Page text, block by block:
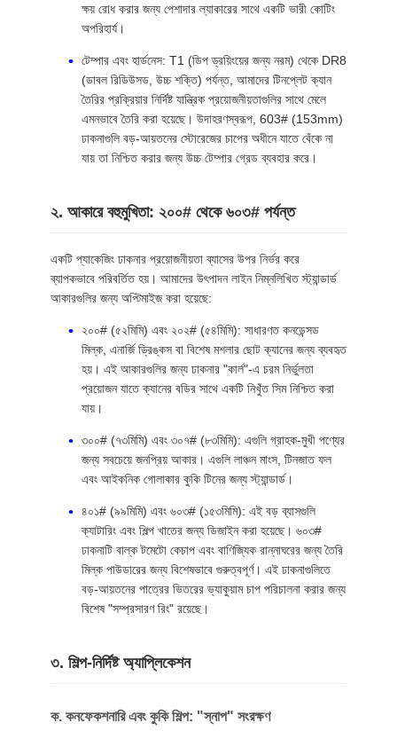
ক্ষয় রোধ করার জন্য পেশাদার ল্যাকারের সাথে একটি ভারী কোটিং
অপরিহার্য।
টেম্পার এবং হার্ডনেস: T1 (ডিপ ড্রয়িংয়ের জন্য নরম) থেকে DR8
(ডাবল রিডিউসড, উচ্চ শক্তি) পর্যন্ত, আমাদের টিনপ্লেট ক্যান
তৈরির প্রক্রিয়ার নির্দিষ্ট যান্ত্রিক প্রয়োজনীয়তাগুলির সাথে মেলে
এমনভাবে তৈরি করা হয়েছে। উদাহরণস্বরূপ, 603# (153mm)
ঢাকনাগুলি বড়-আয়তনের স্টোরেজের চাপের অধীনে যাতে বেঁকে না
যায় তা নিশ্চিত করার জন্য উচ্চ টেম্পার গ্রেড ব্যবহার করে।
২. আকারে বহুমুখিতা: ২০০# থেকে ৬০৩# পর্যন্ত
একটি প্যাকেজিং ঢাকনার প্রয়োজনীয়তা ব্যাসের উপর নির্ভর করে
ব্যাপকভাবে পরিবর্তিত হয়। আমাদের উৎপাদন লাইন নিম্নলিখিত স্ট্যান্ডার্ড
আকারগুলির জন্য অপ্টিমাইজ করা হয়েছে:
২০০# (৫২মিমি) এবং ২০২# (৫৪মিমি): সাধারণত কনডেন্সড
মিল্ক, এনার্জি ড্রিঙ্কস বা বিশেষ মশলার ছোট ক্যানের জন্য ব্যবহৃত
হয়। এই আকারগুলির জন্য ঢাকনার "কার্ল"-এ চরম নির্ভুলতা
প্রয়োজন যাতে ক্যানের বডির সাথে একটি নিখুঁত সিম নিশ্চিত করা
যায়।
৩০০# (৭৩মিমি) এবং ৩০৭# (৮৩মিমি): এগুলি গ্রাহক-মুখী পণ্যের
জন্য সবচেয়ে জনপ্রিয় আকার। এগুলি লাঞ্চন মাংস, টিনজাত ফল
এবং আইকনিক গোলাকার কুকি টিনের জন্য স্ট্যান্ডার্ড।
৪০১# (৯৯মিমি) এবং ৬০৩# (১৫৩মিমি): এই বড় ব্যাসগুলি
ক্যাটারিং এবং শিল্প খাতের জন্য ডিজাইন করা হয়েছে। ৬০৩#
ঢাকনাটি বাল্ক টমেটো কেচাপ এবং বাণিজ্যিক রান্নাঘরের জন্য তৈরি
মিল্ক পাউডারের জন্য বিশেষভাবে গুরুত্বপূর্ণ। এই ঢাকনাগুলিতে
বড়-আয়তনের পাত্রের ভিতরের ভ্যাকুয়াম চাপ পরিচালনা করার জন্য
বিশেষ "সম্প্রসারণ রিং" রয়েছে।
৩. শিল্প-নির্দিষ্ট অ্যাপ্লিকেশন
ক. কনফেকশনারি এবং কুকি শিল্প: "স্নাপ" সংরক্ষণ